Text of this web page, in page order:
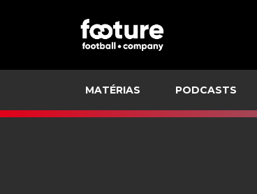
MATÉRIAS PODCASTS